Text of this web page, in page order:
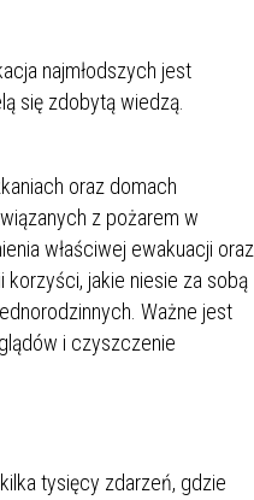
najmłodszych jest
się zdobytą wiedzą.
oraz domach
z pożarem w
właściwej ewakuacji oraz
jakie niesie za sobą
Ważne jest
i czyszczenie
tysięcy zdarzeń, gdzie